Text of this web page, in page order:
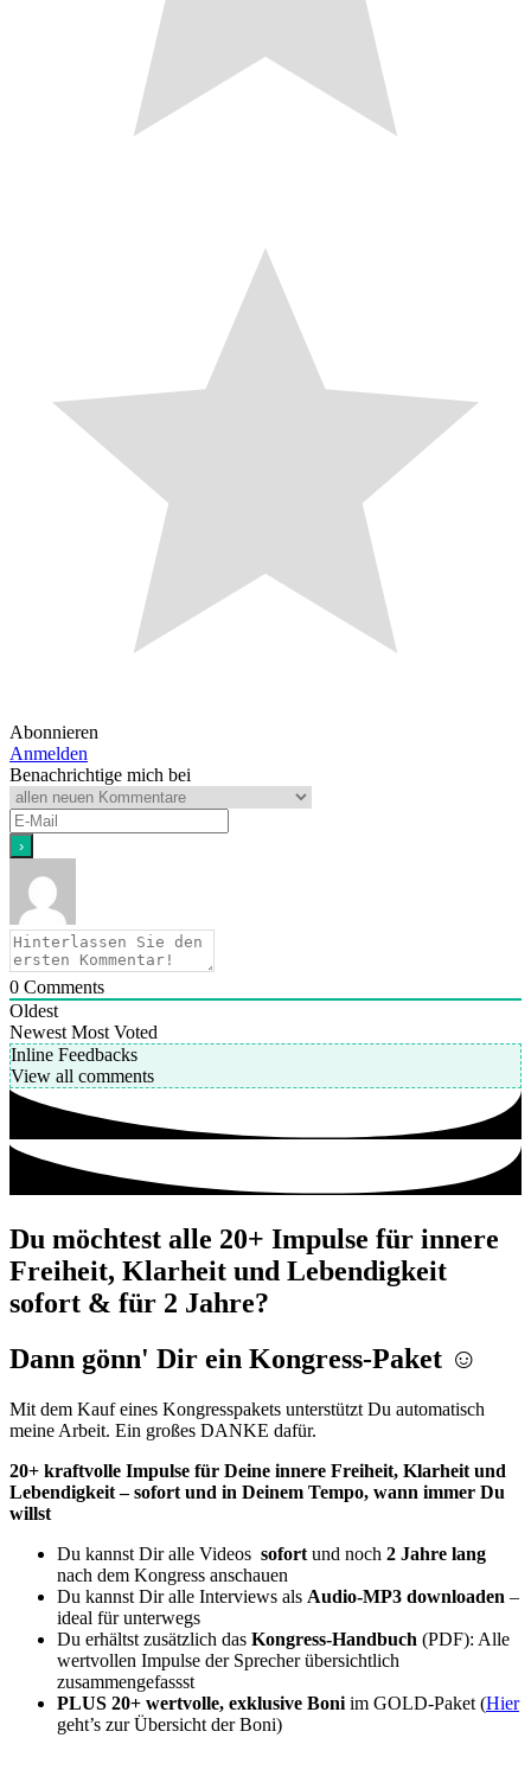
Abonnieren
Anmelden
Benachrichtige mich bei
0 Comments
Oldest
Newest Most Voted
Inline Feedbacks
View all comments
Du möchtest alle 20+ Impulse für innere
Freiheit, Klarheit und Lebendigkeit
sofort & für 2 Jahre?
Dann gönn' Dir ein Kongress-Paket ☺️
Mit dem Kauf eines Kongresspakets unterstützt Du automatisch
meine Arbeit. Ein großes DANKE dafür.
20+ kraftvolle Impulse für Deine innere Freiheit, Klarheit und
Lebendigkeit – sofort und in Deinem Tempo, wann immer Du
willst
Du kannst Dir alle Videos sofort und noch 2 Jahre lang
nach dem Kongress anschauen
Du kannst Dir alle Interviews als Audio-MP3 downloaden –
ideal für unterwegs
Du erhältst zusätzlich das Kongress-Handbuch (PDF): Alle
wertvollen Impulse der Sprecher übersichtlich
zusammengefassst
PLUS 20+ wertvolle, exklusive Boni im GOLD-Paket (Hier
geht’s zur Übersicht der Boni)